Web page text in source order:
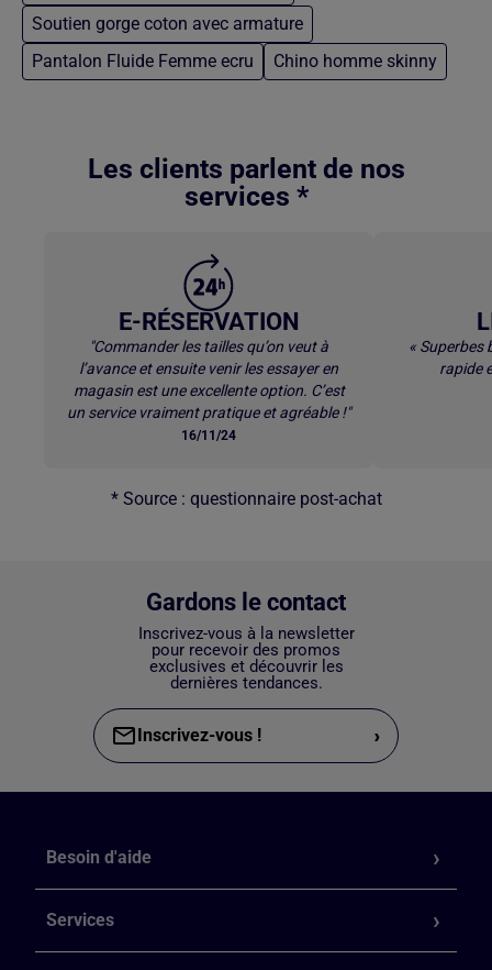
Soutien gorge coton avec armature
Pantalon Fluide Femme ecru
Chino homme skinny
Les clients parlent de nos
services *
E-RÉSERVATION
"Commander les tailles qu’on veut à
l’avance et ensuite venir les essayer en
magasin est une excellente option. C’est
un service vraiment pratique et agréable !"
16/11/24
« Superbes
rapide
* Source : questionnaire post-achat
Gardons le contact
Inscrivez-vous à la newsletter
pour recevoir des promos
exclusives et découvrir les
dernières tendances.
Inscrivez-vous ! ›
Besoin d'aide
Services